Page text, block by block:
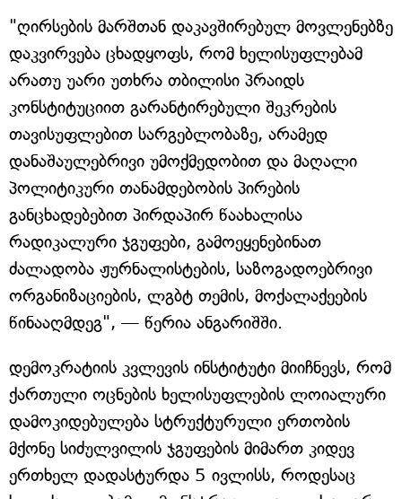
"ღირსების მარშთან დაკავშირებულ მოვლენებზე
დაკვირვება ცხადყოფს, რომ ხელისუფლებამ
არათუ უარი უთხრა თბილისი პრაიდს
კონსტიტუციით გარანტირებული შეკრების
თავისუფლებით სარგებლობაზე, არამედ
დანაშაულებრივი უმოქმედობით და მაღალი
პოლიტიკური თანამდებობის პირების
განცხადებებით პირდაპირ წაახალისა
რადიკალური ჯგუფები, გამოეყენებინათ
ძალადობა ჟურნალისტების, საზოგადოებრივი
ორგანიზაციების, ლგბტ თემის, მოქალაქეების
წინააღმდეგ", — წერია ანგარიშში.
დემოკრატიის კვლევის ინსტიტუტი მიიჩნევს, რომ
ქართული ოცნების ხელისუფლების ლოიალური
დამოკიდებულება სტრუქტურული ერთობის
მქონე სიძულვილის ჯგუფების მიმართ კიდევ
ერთხელ დადასტურდა 5 ივლისს, როდესაც